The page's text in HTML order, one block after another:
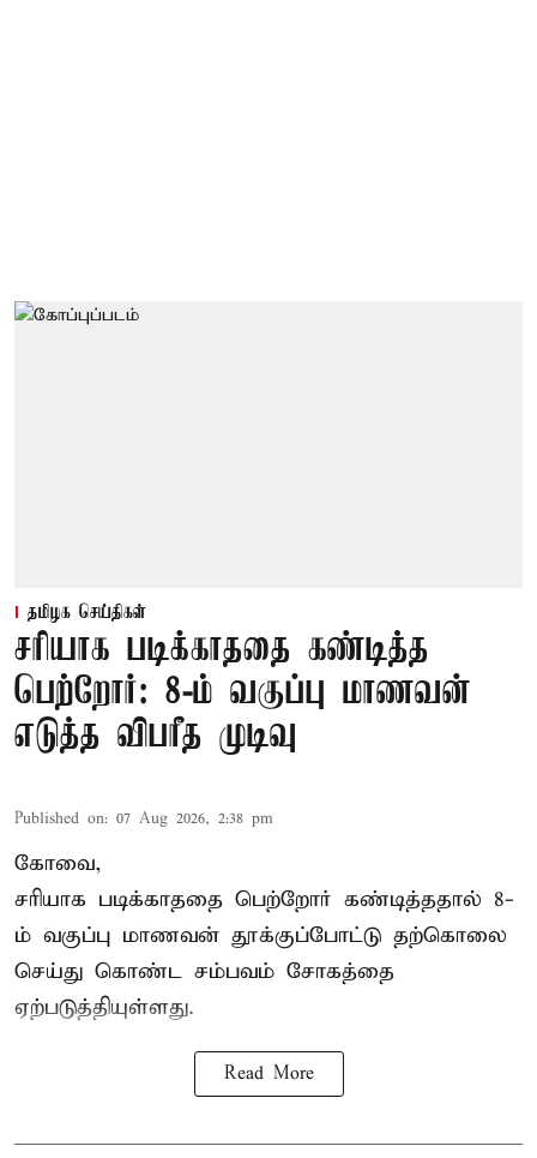
தமிழக செய்திகள்
சரியாக படிக்காததை கண்டித்த
பெற்றோர்: 8-ம் வகுப்பு மாணவன்
எடுத்த விபரீத முடிவு
Published on: 07 Aug 2026, 2:38 pm
கோவை,
சரியாக படிக்காததை பெற்றோர் கண்டித்ததால் 8-
ம் வகுப்பு மாணவன் தூக்குப்போட்டு தற்கொலை
செய்து கொண்ட சம்பவம் சோகத்தை
ஏற்படுத்தியுள்ளது.
Read More